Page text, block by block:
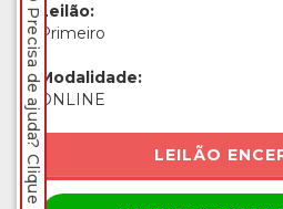
Leilão:
Primeiro
Modalidade:
ONLINE
LEILÃO
Precisa de ajuda? Clique aqui.